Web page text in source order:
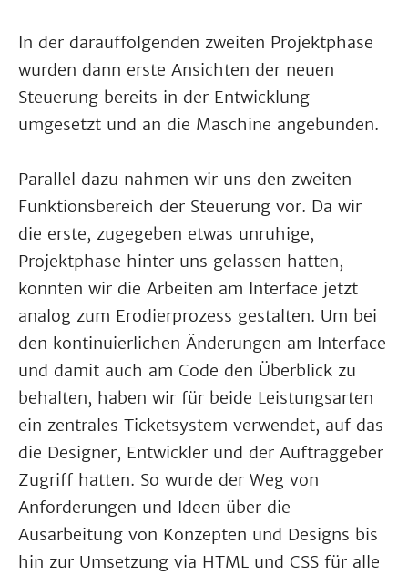
In der darauffolgenden zweiten Projektphase
wurden dann erste Ansichten der neuen
Steuerung bereits in der Entwicklung
umgesetzt und an die Maschine angebunden.
Parallel dazu nahmen wir uns den zweiten
Funktionsbereich der Steuerung vor. Da wir
die erste, zugegeben etwas unruhige,
Projektphase hinter uns gelassen hatten,
konnten wir die Arbeiten am Interface jetzt
analog zum Erodierprozess gestalten. Um bei
den kontinuierlichen Änderungen am Interface
und damit auch am Code den Überblick zu
behalten, haben wir für beide Leistungsarten
ein zentrales Ticketsystem verwendet, auf das
die Designer, Entwickler und der Auftraggeber
Zugriff hatten. So wurde der Weg von
Anforderungen und Ideen über die
Ausarbeitung von Konzepten und Designs bis
hin zur Umsetzung via HTML und CSS für alle